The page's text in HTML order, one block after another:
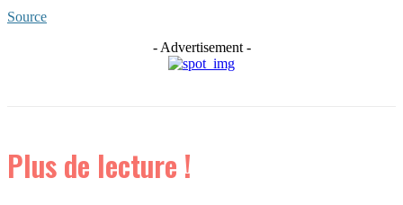
Source
- Advertisement -
Plus de lecture !